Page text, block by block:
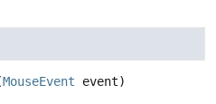
MouseEvent event)